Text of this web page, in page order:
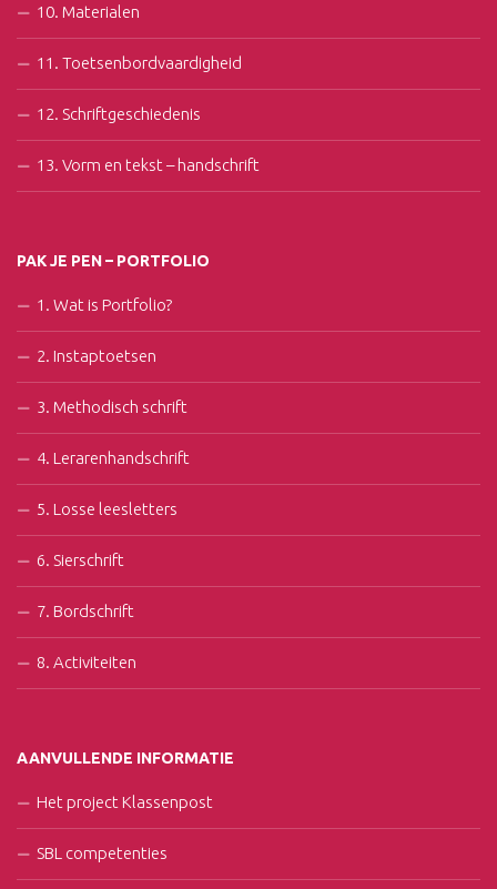
10. Materialen
11. Toetsenbordvaardigheid
12. Schriftgeschiedenis
13. Vorm en tekst – handschrift
PAK JE PEN – PORTFOLIO
1. Wat is Portfolio?
2. Instaptoetsen
3. Methodisch schrift
4. Lerarenhandschrift
5. Losse leesletters
6. Sierschrift
7. Bordschrift
8. Activiteiten
AANVULLENDE INFORMATIE
Het project Klassenpost
SBL competenties